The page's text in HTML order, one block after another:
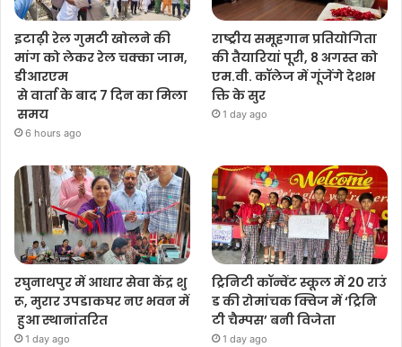
इटाढ़ी रेल गुमटी खोलने की
मांग को लेकर रेल चक्का जाम,
डीआरएम
से वार्ता के बाद 7 दिन का मिला
समय
6 hours ago
राष्ट्रीय समूहगान प्रतियोगिता
की तैयारियां पूरी, 8 अगस्त को
एम.वी. कॉलेज में गूंजेंगे देशभ
क्ति के सुर
1 day ago
रघुनाथपुर में आधार सेवा केंद्र शु
रू, मुरार उपडाकघर नए भवन में
हुआ स्थानांतरित
1 day ago
ट्रिनिटी कॉन्वेंट स्कूल में 20 राउं
ड की रोमांचक क्विज में ‘ट्रिनि
टी चैम्पस’ बनी विजेता
1 day ago